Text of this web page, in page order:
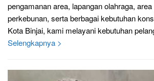
pengamanan area, lapangan olahraga,
perkebunan, serta berbagai kebutuhan
Kota Binjai, kami melayani kebutuhan
Selengkapnya >